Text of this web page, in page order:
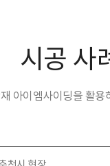
시공 사
아이엠사이딩을 활용